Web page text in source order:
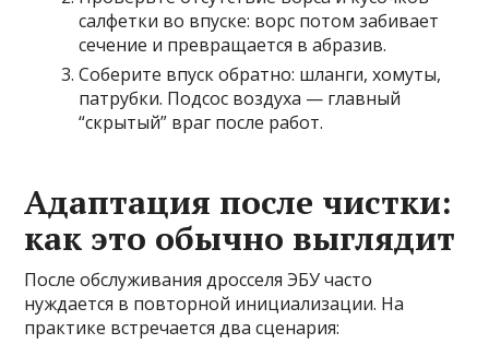
салфетки во впуске: ворс потом забивает
сечение и превращается в абразив.
Соберите впуск обратно: шланги, хомуты,
патрубки. Подсос воздуха — главный
“скрытый” враг после работ.
Адаптация после чистки:
как это обычно выглядит
После обслуживания дросселя ЭБУ часто
нуждается в повторной инициализации. На
практике встречается два сценария: